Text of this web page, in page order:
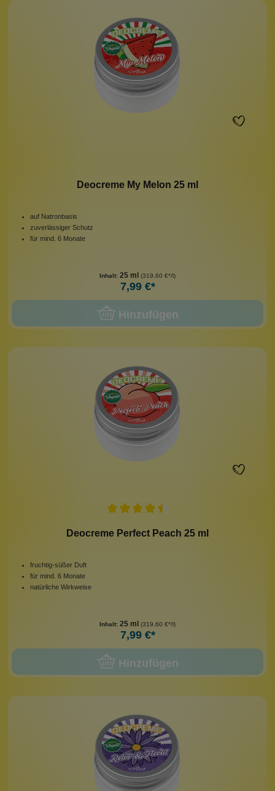
Deocreme My Melon 25 ml
auf Natronbasis
zuverlässiger Schutz
für mind. 6 Monate
Inhalt: 25 ml (319,60 €*/l)
7,99 €*
Hinzufügen
Deocreme Perfect Peach 25 ml
fruchtig-süßer Duft
für mind. 6 Monate
natürliche Wirkweise
Inhalt: 25 ml (319,60 €*/l)
7,99 €*
Hinzufügen